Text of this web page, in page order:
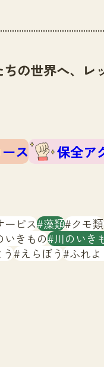
の世界へ、レ
ス
保全ア
ービス 藻類 クモ類
いきもの 川のいき
う えらぼう ふれ